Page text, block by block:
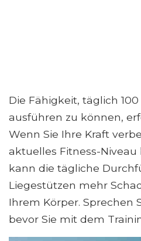
Die Fähigkeit, täglich
ausführen zu können,
Wenn Sie Ihre Kraft
aktuelles Fitness-
kann die tägliche
Liegestützen mehr
Ihrem Körper. Sprechen
bevor Sie mit dem